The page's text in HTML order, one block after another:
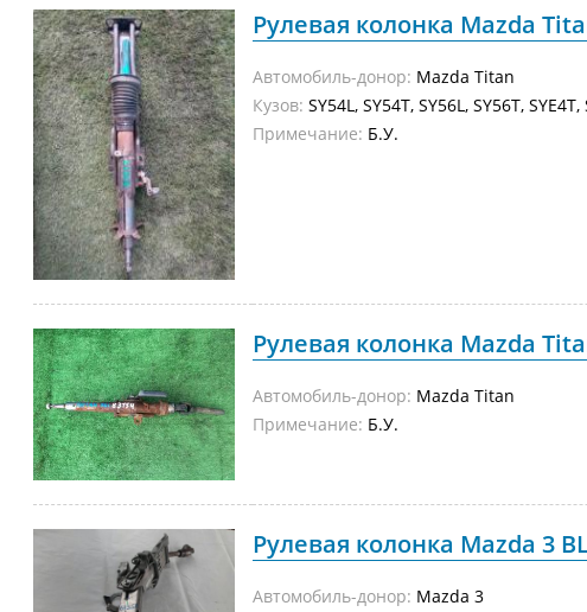
Рулевая колонка Mazda
Автомобиль-донор: Mazda Titan
Кузов: SY54L, SY54T, SY56L, SY56T,
Примечание: Б.У.
Рулевая колонка Mazda
Автомобиль-донор: Mazda Titan
Примечание: Б.У.
Рулевая колонка Mazda 3
Автомобиль-донор: Mazda 3